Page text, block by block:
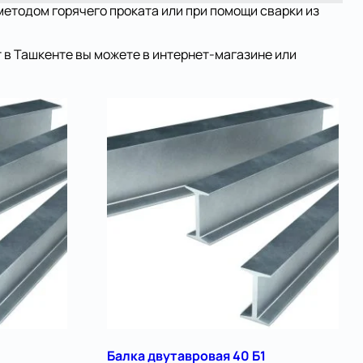
горячего проката или при помощи сварки из
Ташкенте вы можете в интернет-магазине или
Балка двутавровая 40 Б1